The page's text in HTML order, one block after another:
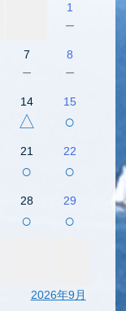
1
－
7
－
8
－
14
△
15
○
21
○
22
○
28
○
29
○
2026年9月